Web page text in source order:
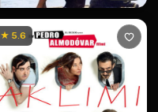
★ 5.6